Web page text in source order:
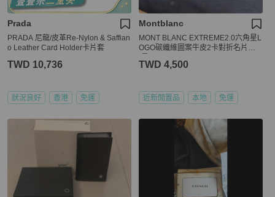
Prada
PRADA 尼龍/皮革Re-Nylon & Saffian
o Leather Card Holder卡片套
TWD 10,736
狀況良好 香港 免運
Montblanc
MONT BLANC EXTREME2.0六角星L
OGO碳纖維圖案牛皮2卡對折名片夾
TWD 4,500
近新閒置品 本地 免運